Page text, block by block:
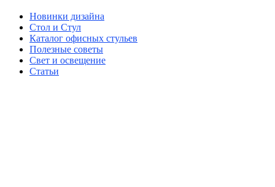
Новинки дизайна
Стол и Стул
Каталог офисных стульев
Полезные советы
Свет и освещение
Статьи